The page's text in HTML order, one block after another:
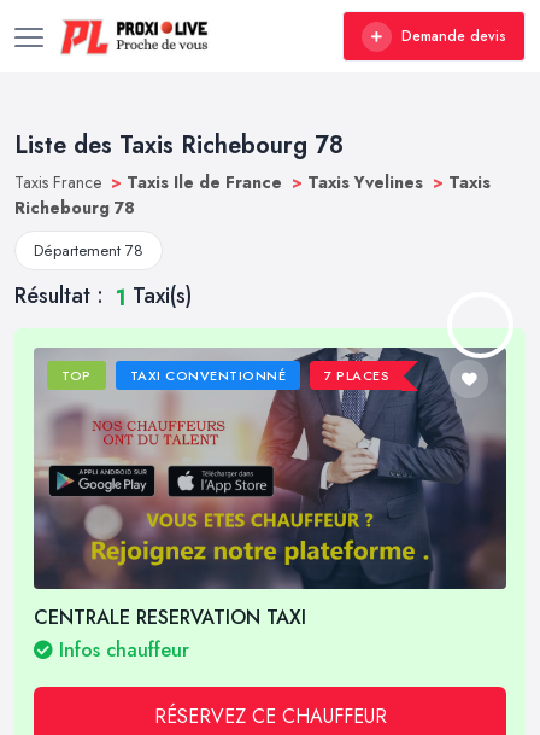
Demande devis
Liste des Taxis Richebourg 78
Taxis France > Taxis Ile de France > Taxis Yvelines > Taxis
Richebourg 78
Département 78
Résultat : 1 Taxi(s)
TOP TAXI CONVENTIONNÉ 7 PLACES
CENTRALE RESERVATION TAXI
Infos chauffeur
RÉSERVEZ CE CHAUFFEUR